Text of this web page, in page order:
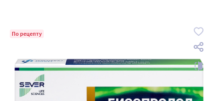
По рецепту